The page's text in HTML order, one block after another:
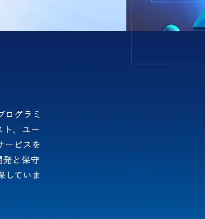
ログラミ
ト、ユー
ービスを
発と保守
していま